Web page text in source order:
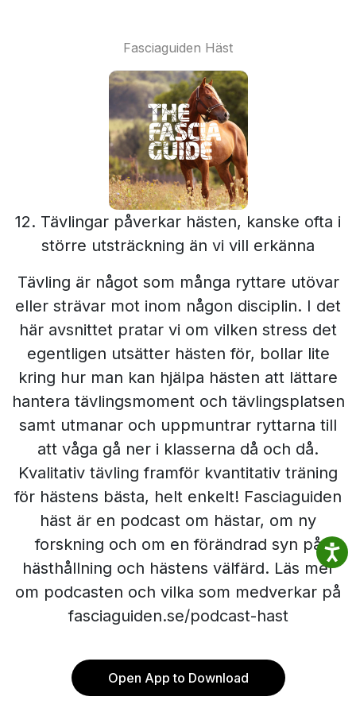
Fasciaguiden Häst
12. Tävlingar påverkar hästen, kanske ofta i
större utsträckning än vi vill erkänna
Tävling är något som många ryttare utövar
eller strävar mot inom någon disciplin. I det
här avsnittet pratar vi om vilken stress det
egentligen utsätter hästen för, bollar lite
kring hur man kan hjälpa hästen att lättare
hantera tävlingsmoment och tävlingsplatsen
samt utmanar och uppmuntrar ryttarna till
att våga gå ner i klasserna då och då.
Kvalitativ tävling framför kvantitativ träning
för hästens bästa, helt enkelt! Fasciaguiden
häst är en podcast om hästar, om ny
forskning och om en förändrad syn på
hästhållning och hästens välfärd. Läs mer
om podcasten och vilka som medverkar på
fasciaguiden.se/podcast-hast
Open App to Download